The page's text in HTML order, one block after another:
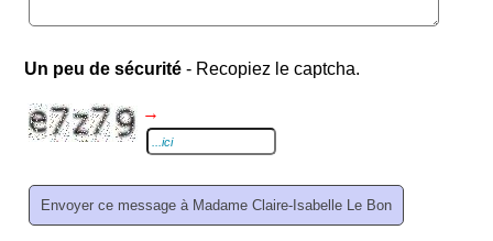
Un peu de sécurité - Recopiez le captcha.
→